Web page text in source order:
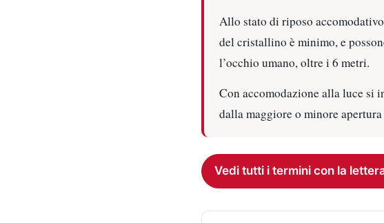
Allo stato di riposo
del cristallino è minimo, e
l’occhio umano, oltre i 6 metri.
Con accomodazione alla luce si
dalla maggiore o minore
Vedi tutti i termini con la